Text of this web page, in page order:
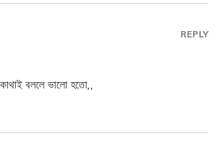
বললে ভালো হতো,,
REPLY